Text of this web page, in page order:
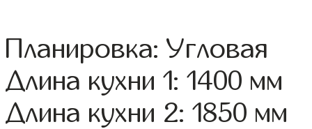
Планировка: Угловая
Длина кухни 1: 1400 мм
Длина кухни 2: 1850 мм